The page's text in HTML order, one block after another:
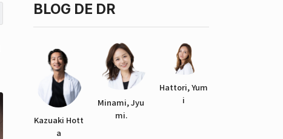
BLOG DE DR
Kazuaki Hott
a
Minami, Jyu
mi.
Hattori, Yum
i